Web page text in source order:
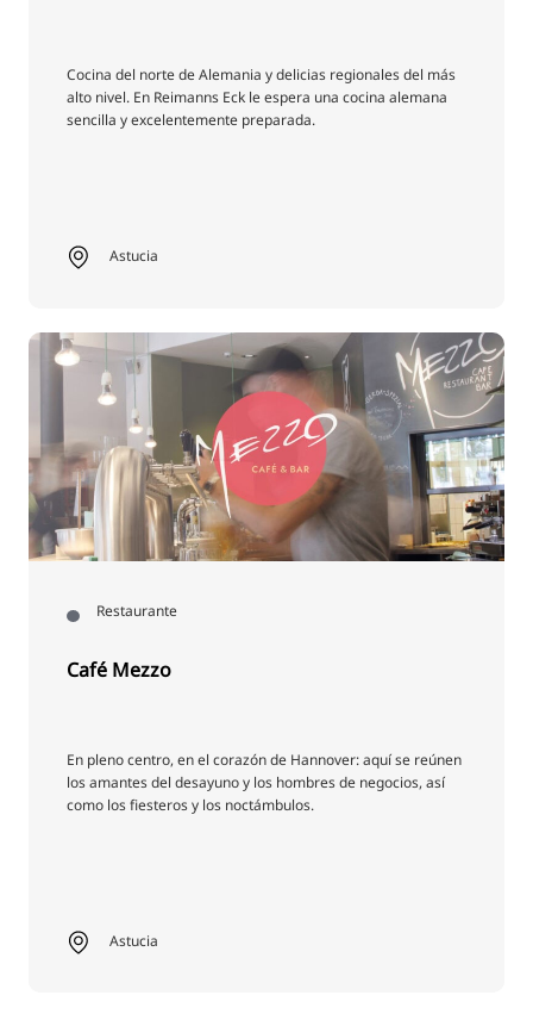
Cocina del norte de Alemania y delicias regionales del más
alto nivel. En Reimanns Eck le espera una cocina alemana
sencilla y excelentemente preparada.
Astucia
Restaurante
Café Mezzo
En pleno centro, en el corazón de Hannover: aquí se reúnen
los amantes del desayuno y los hombres de negocios, así
como los fiesteros y los noctámbulos.
Astucia